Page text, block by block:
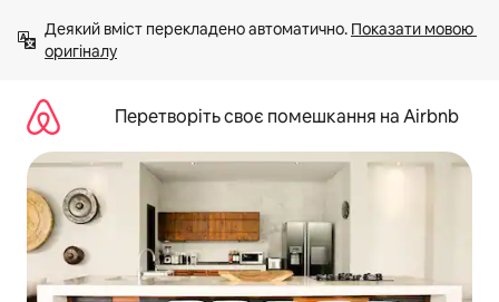
вмісту
Деякий вміст перекладено автоматично. Показати мовою
оригіналу
Перетворіть своє помешкання на Airbnb